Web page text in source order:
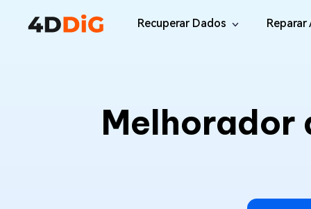
Recuperar Dados
Recuperar Arquivos Apagados de Win
Reparar
Corrigir
Melhorador